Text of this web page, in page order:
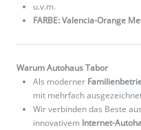
u.v.m.
FARBE: Valencia-Orange
Warum Autohaus Tabor
Als moderner
mit mehrfach
Wir verbinden das Beste aus
innovativem Internet-